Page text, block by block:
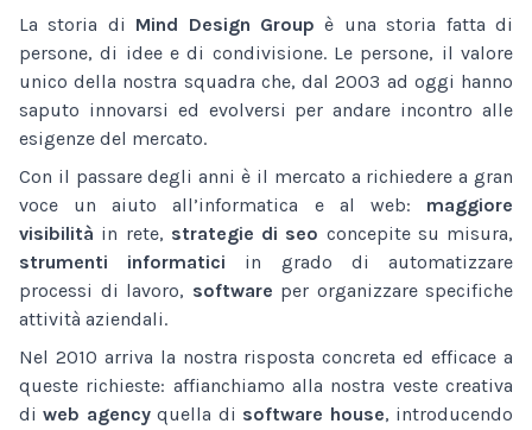
La storia di Mind Design Group è una storia fatta di
persone, di idee e di condivisione. Le persone, il valore
unico della nostra squadra che, dal 2003 ad oggi hanno
saputo innovarsi ed evolversi per andare incontro alle
esigenze del mercato.
Con il passare degli anni è il mercato a richiedere a gran
voce un aiuto all’informatica e al web: maggiore
visibilità in rete, strategie di seo concepite su misura,
strumenti informatici in grado di automatizzare
processi di lavoro, software per organizzare specifiche
attività aziendali.
Nel 2010 arriva la nostra risposta concreta ed efficace a
queste richieste: affianchiamo alla nostra veste creativa
diweb agencyquella di software house, introducendo